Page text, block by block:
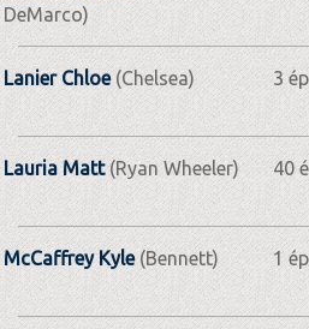
DeMarco)
Lanier Chloe(Chelsea) 3 ép.
Lauria Matt(Ryan Wheeler) 40
McCaffrey Kyle(Bennett) 1